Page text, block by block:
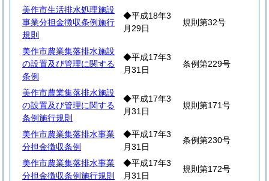
美作市生活排水処理施設
事業分担金徴収条例施行
規則
◆平成18年3
月29日
規則第32号
美作市農業集落排水施設
の設置及び管理に関する
条例
◆平成17年3
月31日
条例第229号
美作市農業集落排水施設
の設置及び管理に関する
条例施行規則
◆平成17年3
月31日
規則第171号
美作市農業集落排水事業
分担金徴収条例
◆平成17年3
月31日
条例第230号
美作市農業集落排水事業
分担金徴収条例施行規則
◆平成17年3
月31日
規則第172号